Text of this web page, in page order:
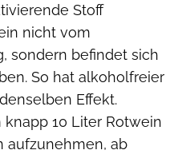
Stoff
nicht vom
sondern befindet sich
So hat alkoholfreier
Effekt.
10 Liter Rotwein
aufzunehmen, ab